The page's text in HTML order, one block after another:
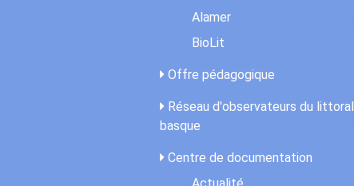
Alamer
BioLit
Offre pédagogique
Réseau d'observateurs du littoral
basque
Centre de documentation